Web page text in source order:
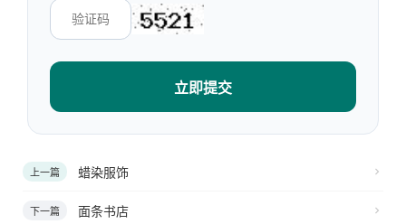
立即提交
上一篇 蜡染服饰
下一篇 面条书店